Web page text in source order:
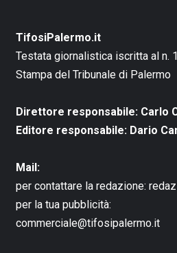
TifosiPalermo.it
Testata giornalistica iscritta al n.
Stampa del Tribunale di Palermo
Direttore responsabile: Carlo
Editore responsabile: Dario
Mail:
per contattare la redazione:
per la tua pubblicità:
commerciale@tifosipalermo.it